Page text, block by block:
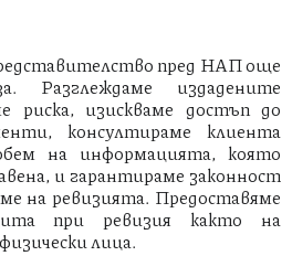
пред НАП още
Разглеждаме издадените
риска, изискваме достъп до
консултираме клиента
на информацията, която
и гарантираме законност
на ревизията. Предоставяме
при ревизия както на
лица.